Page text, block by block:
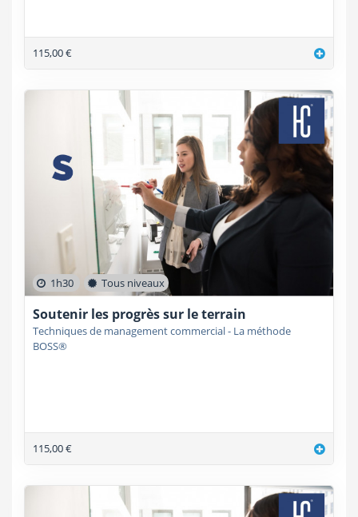
115,00 €
1h30 Tous niveaux
Soutenir les progrès sur le terrain
Techniques de management commercial - La méthode
BOSS®
115,00 €